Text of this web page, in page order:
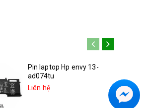
Pin laptop Hp envy 13-
ad074tu
Liên hệ